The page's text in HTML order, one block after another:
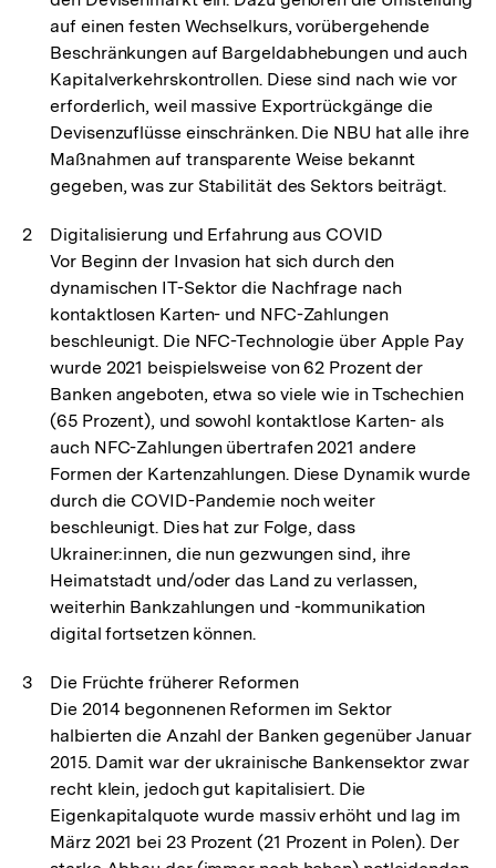
auf einen festen Wechselkurs, vorübergehende
Beschränkungen auf Bargeldabhebungen und auch
Kapitalverkehrskontrollen. Diese sind nach wie vor
erforderlich, weil massive Exportrückgänge die
Devisenzuflüsse einschränken. Die NBU hat alle ihre
Maßnahmen auf transparente Weise bekannt
gegeben, was zur Stabilität des Sektors beiträgt.
Digitalisierung und Erfahrung aus COVID
Vor Beginn der Invasion hat sich durch den
dynamischen IT-Sektor die Nachfrage nach
kontaktlosen Karten- und NFC-Zahlungen
beschleunigt. Die NFC-Technologie über Apple Pay
wurde 2021 beispielsweise von 62 Prozent der
Banken angeboten, etwa so viele wie in Tschechien
(65 Prozent), und sowohl kontaktlose Karten- als
auch NFC-Zahlungen übertrafen 2021 andere
Formen der Kartenzahlungen. Diese Dynamik wurde
durch die COVID-Pandemie noch weiter
beschleunigt. Dies hat zur Folge, dass
Ukrainer:innen, die nun gezwungen sind, ihre
Heimatstadt und/oder das Land zu verlassen,
weiterhin Bankzahlungen und -kommunikation
digital fortsetzen können.
Die Früchte früherer Reformen
Die 2014 begonnenen Reformen im Sektor
halbierten die Anzahl der Banken gegenüber Januar
2015. Damit war der ukrainische Bankensektor zwar
recht klein, jedoch gut kapitalisiert. Die
Eigenkapitalquote wurde massiv erhöht und lag im
März 2021 bei 23 Prozent (21 Prozent in Polen). Der